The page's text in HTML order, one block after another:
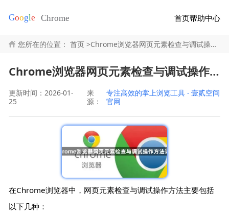
首页帮助中心
您所在的位置： 首页 >Chrome浏览器网页元素检查与调试操作方法详解
Chrome浏览器网页元素检查与调试操作方法详解
更新时间：2026-01-
25
来
源：
专注高效的掌上浏览工具 - 壹贰空间
官网
在Chrome浏览器中，网页元素检查与调试操作方法主要包括
以下几种：